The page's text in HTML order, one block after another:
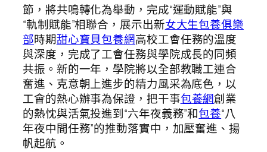
節，將共鳴轉化為舉動，完成“運動賦能”與
“軌制賦能”相聯合，展示出新女大生包養俱樂
部時期甜心寶貝包養網高校工會任務的溫度
與深度，完成了工會任務與學院成長的同頻
共振。新的一年，學院將以全部教職工連合
奮進、克意朝上進步的精力風采為底色，以
工會的熱心辦事為保證，把干事包養網創業
的熱忱與活氣投進到“六年夜義務”和包養“八
年夜中間任務”的推動落實中，加壓奮進、揚
帆起航。